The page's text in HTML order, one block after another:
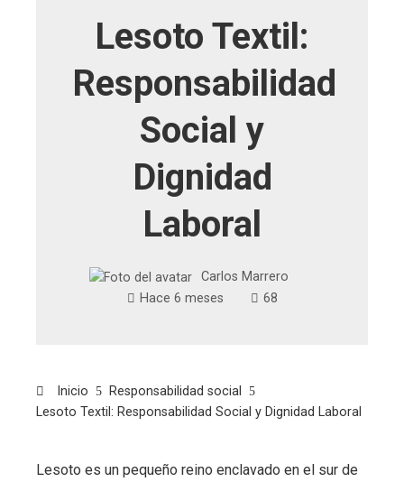
Lesoto Textil:
Responsabilidad
Social y
Dignidad
Laboral
Carlos Marrero
Hace 6 meses
68
Inicio
Responsabilidad social
Lesoto Textil: Responsabilidad Social y Dignidad Laboral
Lesoto es un pequeño reino enclavado en el sur de